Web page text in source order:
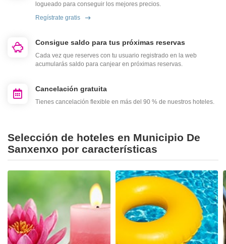
logueado para conseguir los mejores precios.
Regístrate gratis
Consigue saldo para tus próximas reservas
Cada vez que reserves con tu usuario registrado en la web
acumularás saldo para canjear en próximas reservas.
Cancelación gratuita
Tienes cancelación flexible en más del 90 % de nuestros hoteles.
Selección de hoteles en Municipio De
Sanxenxo por características